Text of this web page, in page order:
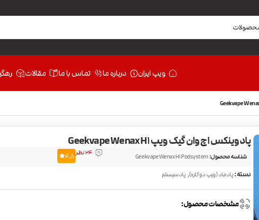
ویپ ایران درباره ما تماس با ما مقالات
پاد وینکس اچ وان گیک ویپ Geekvape Wenax H1
شناسه محصول: Geekvape Wenax H1 Podsystem 24 نظر 4.8
دسته:پادماد (ویپ دو کاره), پاد سیستم
مشخصات محصول: